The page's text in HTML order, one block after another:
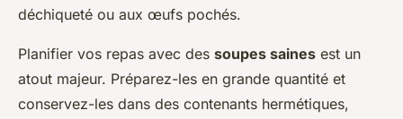
déchiqueté ou aux œufs pochés.
Planifier vos repas avec des soupes saines est un
atout majeur. Préparez-les en grande quantité et
conservez-les dans des contenants hermétiques,